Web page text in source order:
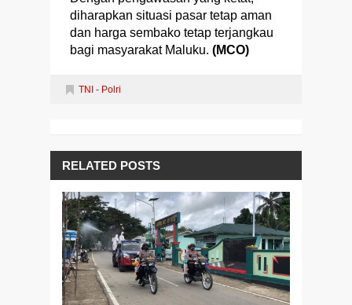
diharapkan situasi pasar tetap aman
dan harga sembako tetap terjangkau
bagi masyarakat Maluku. (MCO)
TNI - Polri
RELATED POSTS